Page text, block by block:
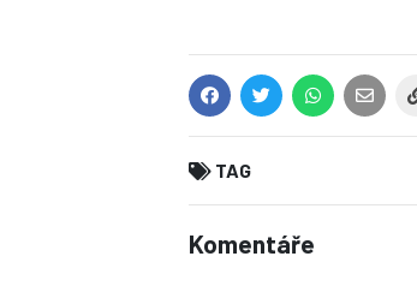
TAG
Komentáře